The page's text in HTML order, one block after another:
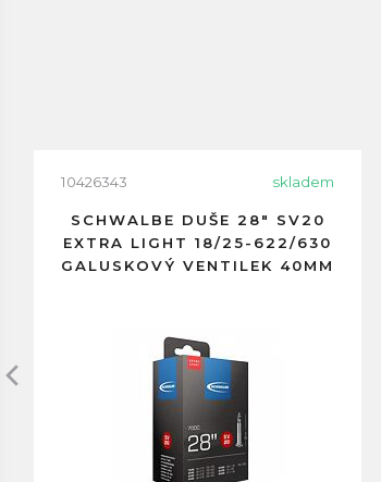
10426343 skladem
SCHWALBE DUŠE 28" SV20
EXTRA LIGHT 18/25-622/630
GALUSKOVÝ VENTILEK 40MM